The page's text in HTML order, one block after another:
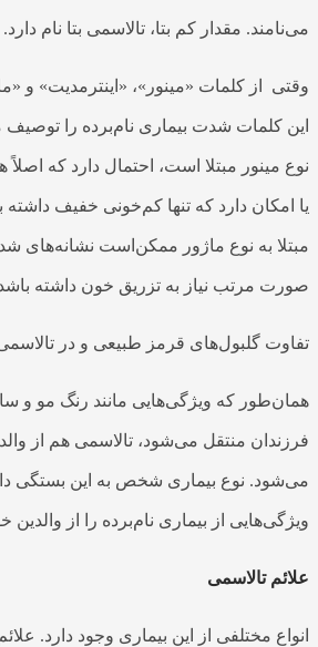
می‌نامند. مقدار کم بتا، تالاسمی بتا نام دارد.
وقتی از کلمات «مینور»، «اینترمدیت» و
این کلمات شدت بیماری نام‌برده را توصیف
نوع مینور مبتلا است، احتمال دارد که اصلاً
یا امکان دارد که تنها کم‌خونی خفیف داشته
مبتلا به نوع ماژور ممکن‌است نشانه‌های
صورت مرتب نیاز به تزریق خون داشته
تفاوت گلبول‌های قرمز طبیعی و در
همان‌طور که ویژگی‌هایی مانند رنگ مو و
فرزندان منتقل می‌شود، تالاسمی هم از
می‌شود. نوع بیماری شخص به این بستگی
ویژگی‌هایی از بیماری نام‌برده را از
علائم تالاسمی
انواع مختلفی از این بیماری وجود دارد.